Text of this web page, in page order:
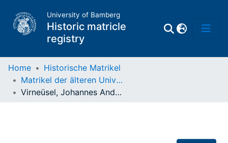
University of Bamberg
Historic matricle
registry
Matrikel
Home
Historische Matrikel
Matrikel der älteren Universität
Virneüsel, Johannes Andreas